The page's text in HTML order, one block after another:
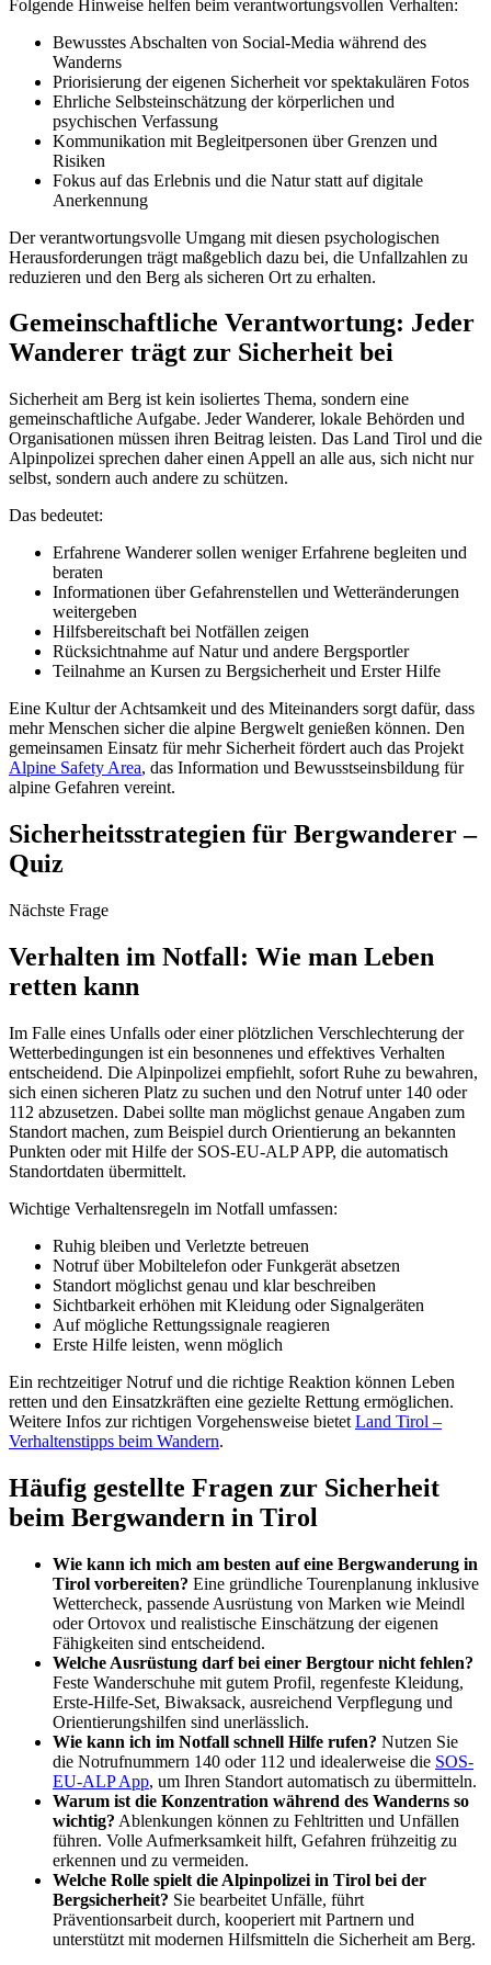
Folgende Hinweise helfen beim verantwortungsvollen Verhalten:
Bewusstes Abschalten von Social-Media während des
Wanderns
Priorisierung der eigenen Sicherheit vor spektakulären Fotos
Ehrliche Selbsteinschätzung der körperlichen und
psychischen Verfassung
Kommunikation mit Begleitpersonen über Grenzen und
Risiken
Fokus auf das Erlebnis und die Natur statt auf digitale
Anerkennung
Der verantwortungsvolle Umgang mit diesen psychologischen
Herausforderungen trägt maßgeblich dazu bei, die Unfallzahlen zu
reduzieren und den Berg als sicheren Ort zu erhalten.
Gemeinschaftliche Verantwortung: Jeder
Wanderer trägt zur Sicherheit bei
Sicherheit am Berg ist kein isoliertes Thema, sondern eine
gemeinschaftliche Aufgabe. Jeder Wanderer, lokale Behörden und
Organisationen müssen ihren Beitrag leisten. Das Land Tirol und die
Alpinpolizei sprechen daher einen Appell an alle aus, sich nicht nur
selbst, sondern auch andere zu schützen.
Das bedeutet:
Erfahrene Wanderer sollen weniger Erfahrene begleiten und
beraten
Informationen über Gefahrenstellen und Wetteränderungen
weitergeben
Hilfsbereitschaft bei Notfällen zeigen
Rücksichtnahme auf Natur und andere Bergsportler
Teilnahme an Kursen zu Bergsicherheit und Erster Hilfe
Eine Kultur der Achtsamkeit und des Miteinanders sorgt dafür, dass
mehr Menschen sicher die alpine Bergwelt genießen können. Den
gemeinsamen Einsatz für mehr Sicherheit fördert auch das Projekt
Alpine Safety Area, das Information und Bewusstseinsbildung für
alpine Gefahren vereint.
Sicherheitsstrategien für Bergwanderer –
Quiz
Nächste Frage
Verhalten im Notfall: Wie man Leben
retten kann
Im Falle eines Unfalls oder einer plötzlichen Verschlechterung der
Wetterbedingungen ist ein besonnenes und effektives Verhalten
entscheidend. Die Alpinpolizei empfiehlt, sofort Ruhe zu bewahren,
sich einen sicheren Platz zu suchen und den Notruf unter 140 oder
112 abzusetzen. Dabei sollte man möglichst genaue Angaben zum
Standort machen, zum Beispiel durch Orientierung an bekannten
Punkten oder mit Hilfe der SOS-EU-ALP APP, die automatisch
Standortdaten übermittelt.
Wichtige Verhaltensregeln im Notfall umfassen:
Ruhig bleiben und Verletzte betreuen
Notruf über Mobiltelefon oder Funkgerät absetzen
Standort möglichst genau und klar beschreiben
Sichtbarkeit erhöhen mit Kleidung oder Signalgeräten
Auf mögliche Rettungssignale reagieren
Erste Hilfe leisten, wenn möglich
Ein rechtzeitiger Notruf und die richtige Reaktion können Leben
retten und den Einsatzkräften eine gezielte Rettung ermöglichen.
Weitere Infos zur richtigen Vorgehensweise bietet Land Tirol –
Verhaltenstipps beim Wandern.
Häufig gestellte Fragen zur Sicherheit
beim Bergwandern in Tirol
Wie kann ich mich am besten auf eine Bergwanderung in
Tirol vorbereiten? Eine gründliche Tourenplanung inklusive
Wettercheck, passende Ausrüstung von Marken wie Meindl
oder Ortovox und realistische Einschätzung der eigenen
Fähigkeiten sind entscheidend.
Welche Ausrüstung darf bei einer Bergtour nicht fehlen?
Feste Wanderschuhe mit gutem Profil, regenfeste Kleidung,
Erste-Hilfe-Set, Biwaksack, ausreichend Verpflegung und
Orientierungshilfen sind unerlässlich.
Wie kann ich im Notfall schnell Hilfe rufen? Nutzen Sie
die Notrufnummern 140 oder 112 und idealerweise die SOS-
EU-ALP App, um Ihren Standort automatisch zu übermitteln.
Warum ist die Konzentration während des Wanderns so
wichtig? Ablenkungen können zu Fehltritten und Unfällen
führen. Volle Aufmerksamkeit hilft, Gefahren frühzeitig zu
erkennen und zu vermeiden.
Welche Rolle spielt die Alpinpolizei in Tirol bei der
Bergsicherheit? Sie bearbeitet Unfälle, führt
Präventionsarbeit durch, kooperiert mit Partnern und
unterstützt mit modernen Hilfsmitteln die Sicherheit am Berg.